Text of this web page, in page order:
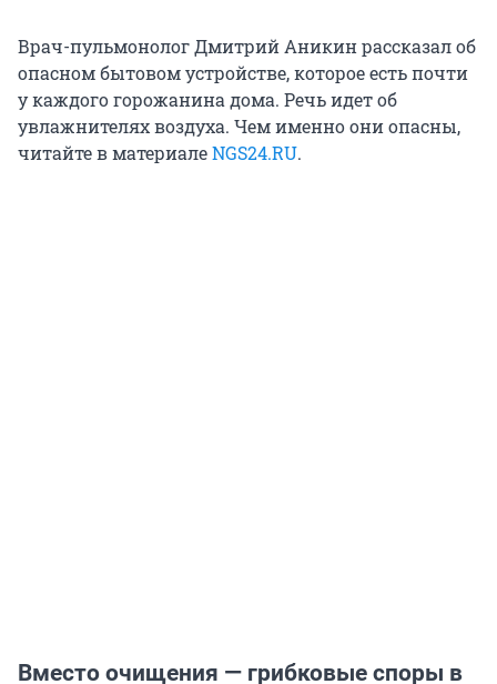
Врач-пульмонолог Дмитрий Аникин рассказал об
опасном бытовом устройстве, которое есть почти
у каждого горожанина дома. Речь идет об
увлажнителях воздуха. Чем именно они опасны,
читайте в материалеNGS24.RU.
Вместо очищения — грибковые споры в